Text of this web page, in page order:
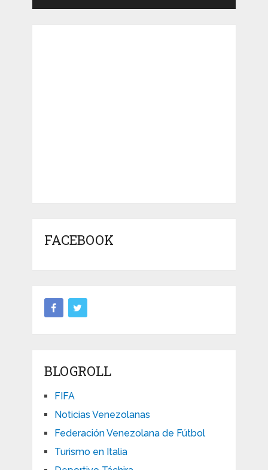
FACEBOOK
BLOGROLL
FIFA
Noticias Venezolanas
Federación Venezolana de Fútbol
Turismo en Italia